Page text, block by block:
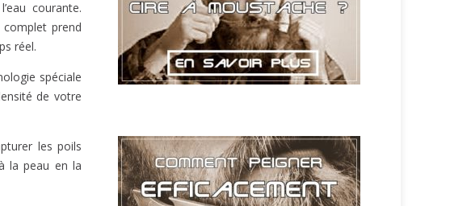
courante.
prend
réel.
spéciale
de votre
les poils
la peau en la